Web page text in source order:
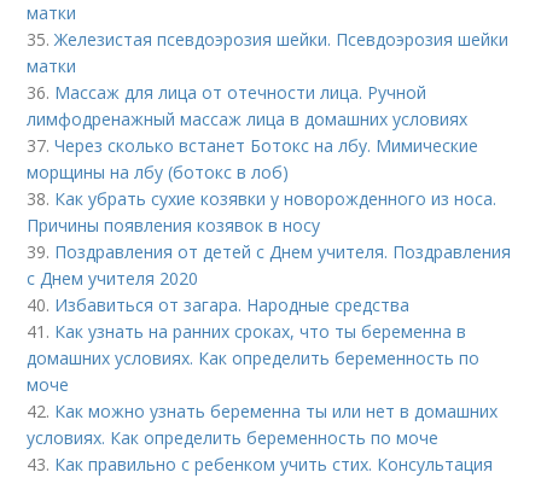
матки
35.Железистая псевдоэрозия шейки. Псевдоэрозия шейки
матки
36. Массаж для лица от отечности лица. Ручной
лимфодренажный массаж лица в домашних условиях
37.Через сколько встанет Ботокс на лбу. Мимические
морщины на лбу (ботокс в лоб)
38. Как убрать сухие козявки у новорожденного из носа.
Причины появления козявок в носу
39. Поздравления от детей с Днем учителя. Поздравления
с Днем учителя 2020
40. Избавиться от загара. Народные средства
41. Как узнать на ранних сроках, что ты беременна в
домашних условиях. Как определить беременность по
моче
42. Как можно узнать беременна ты или нет в домашних
условиях. Как определить беременность по моче
43. Как правильно с ребенком учить стих. Консультация